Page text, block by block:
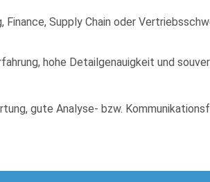
Supply Chain oder
hohe Detailgenauigkeit und
gute Analyse- bzw.